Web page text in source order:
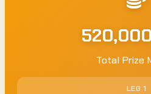
Total Prize
LEG 1